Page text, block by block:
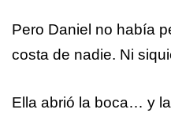
Pero Daniel no había
costa de nadie. Ni
Ella abrió la boca… y